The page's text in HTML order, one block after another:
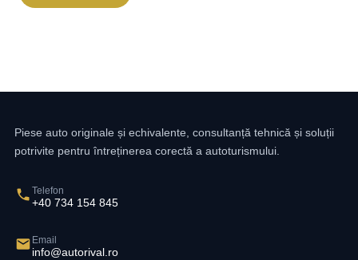
Piese auto originale și echivalente, consultanță tehnică și soluții
potrivite pentru întreținerea corectă a autoturismului.
Telefon
+40 734 154 845
Email
info@autorival.ro